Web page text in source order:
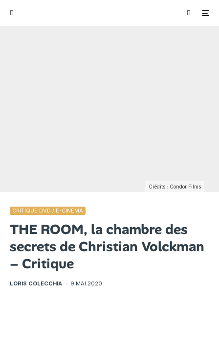
Crédits : Condor Films
CRITIQUE DVD / E-CINEMA
THE ROOM, la chambre des
secrets de Christian Volckman
– Critique
LORIS COLECCHIA · 9 MAI 2020